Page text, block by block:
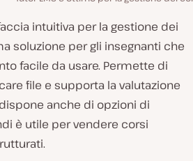
intuitiva per la gestione dei
soluzione per gli insegnanti che
facile da usare. Permette di
file e supporta la valutazione
anche di opzioni di
è utile per vendere corsi